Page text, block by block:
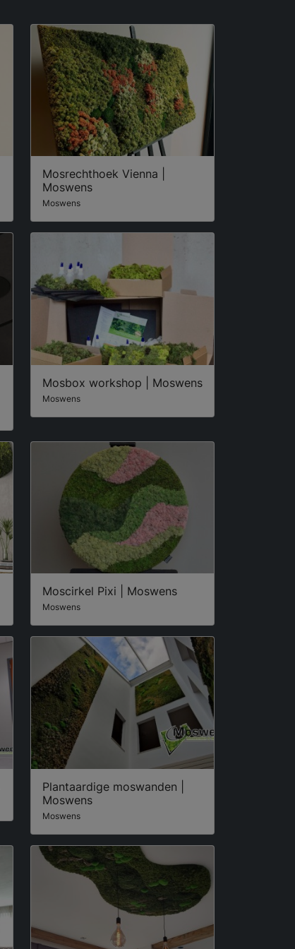
Mosrechthoek Vienna |
Moswens
Moswens
Mosbox workshop | Moswens
Moswens
Moscirkel Pixi | Moswens
Moswens
Plantaardige moswanden |
Moswens
Moswens